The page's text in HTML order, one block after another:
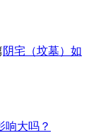
阴宅（坟墓）如
响大吗？